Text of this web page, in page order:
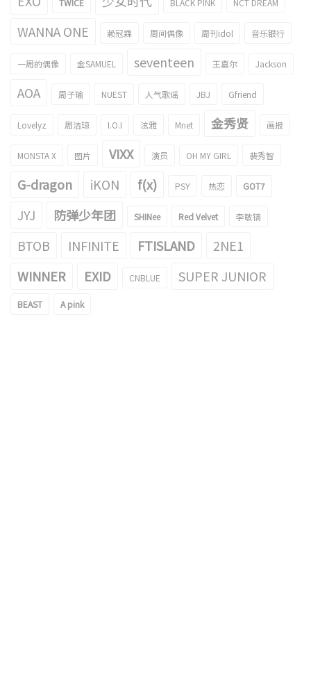
WANNA ONE 赖冠霖 周间偶像 周刊idol 音乐银行
一周的偶像 金SAMUEL seventeen 王嘉尔 Jackson
AOA 周子瑜 NUEST 人气歌谣 JBJ Gfriend
Lovelyz 周洁琼 I.O.I 泫雅 Mnet 金秀贤 画报
MONSTA X 图片 VIXX 演员 OH MY GIRL 裴秀智
G-dragon iKON f(x) PSY 热恋 GOT7
JYJ 防弹少年团 SHINee Red Velvet 李敏镐
BTOB INFINITE FTISLAND
2NE1
WINNER
EXID CNBLUE SUPER JUNIOR
BEAST A pink